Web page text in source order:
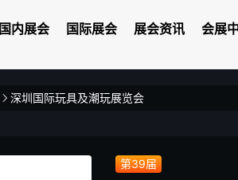
国内展会 国际展会 展会资讯 会展
深圳国际玩具及潮玩展览会
第39届